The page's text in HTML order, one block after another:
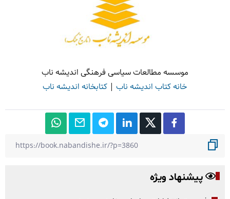
موسسه مطالعات سیاسی فرهنگی اندیشه ناب
خانه کتاب اندیشه ناب | کتابخانه اندیشه ناب
پیشنهاد ویژه